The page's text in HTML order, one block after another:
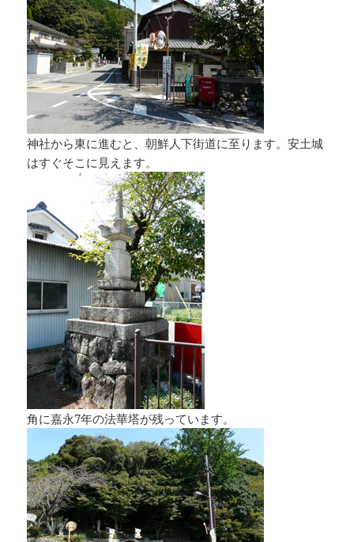
神社から東に進むと、朝鮮人下街道に至ります。安土城
はすぐそこに見えます。
角に嘉永7年の法華塔が残っています。